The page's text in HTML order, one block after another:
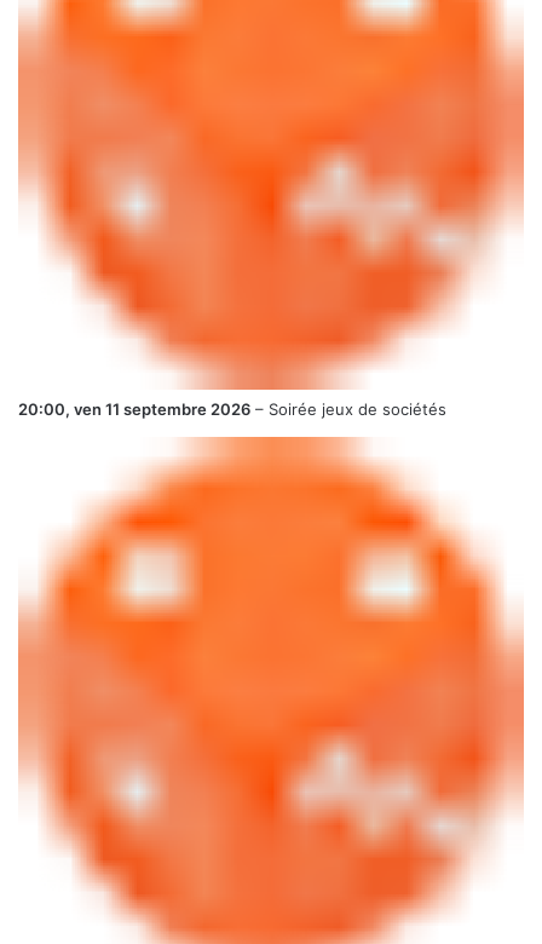
20:00, ven 11 septembre 2026 – Soirée jeux de sociétés